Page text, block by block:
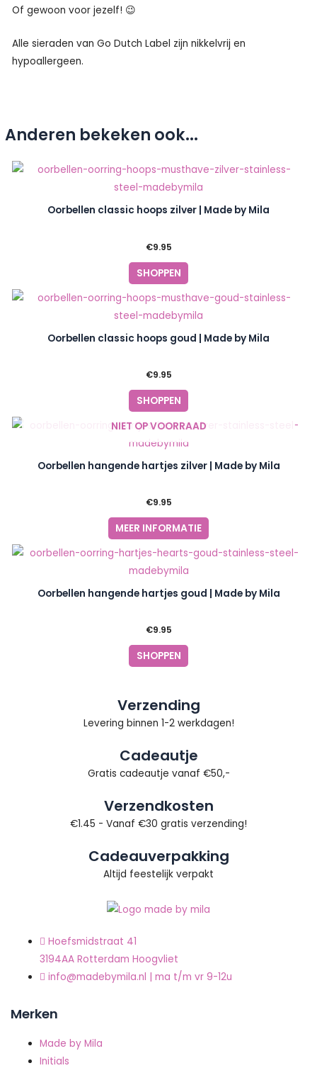
Of gewoon voor jezelf! 😉
Alle sieraden van Go Dutch Label zijn nikkelvrij en
hypoallergeen.
Anderen bekeken ook...
Oorbellen classic hoops zilver | Made by Mila
€9.95
SHOPPEN
Oorbellen classic hoops goud | Made by Mila
€9.95
SHOPPEN
NIET OP VOORRAAD
Oorbellen hangende hartjes zilver | Made by Mila
€9.95
MEER INFORMATIE
Oorbellen hangende hartjes goud | Made by Mila
€9.95
SHOPPEN
Verzending
Levering binnen 1-2 werkdagen!
Cadeautje
Gratis cadeautje vanaf €50,-
Verzendkosten
€1.45 - Vanaf €30 gratis verzending!
Cadeauverpakking
Altijd feestelijk verpakt
Hoefsmidstraat 41
3194AA Rotterdam Hoogvliet
info@madebymila.nl | ma t/m vr 9-12u
Merken
Made by Mila
Initials